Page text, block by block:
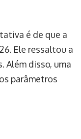
é de que a
Ele ressaltou a
Além disso, uma
parâmetros